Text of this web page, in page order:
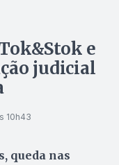
e
judicial
10h43
queda nas